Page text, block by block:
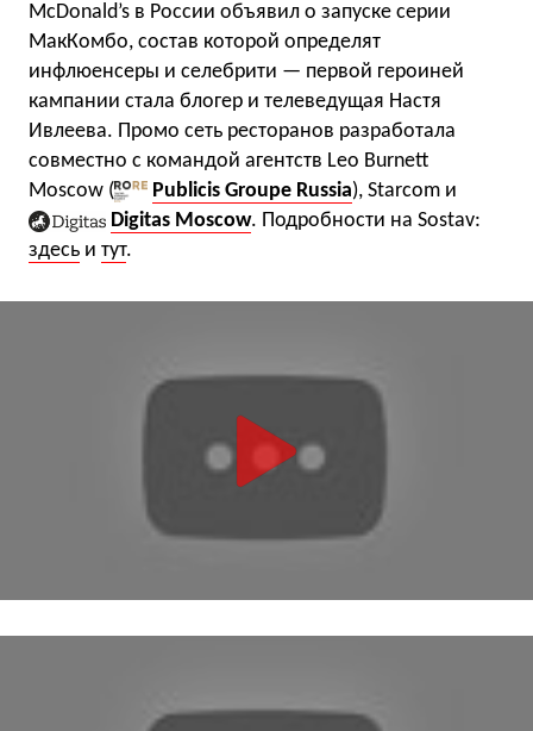
McDonald’s в России объявил о запуске серии
МакКомбо, состав которой определят
инфлюенсеры и селебрити — первой героиней
кампании стала блогер и телеведущая Настя
Ивлеева. Промо сеть ресторанов разработала
совместно с командой агентств Leo Burnett
Moscow (
Publicis Groupe Russia), Starcom и
Digitas Moscow. Подробности на Sostav:
здесь и тут.